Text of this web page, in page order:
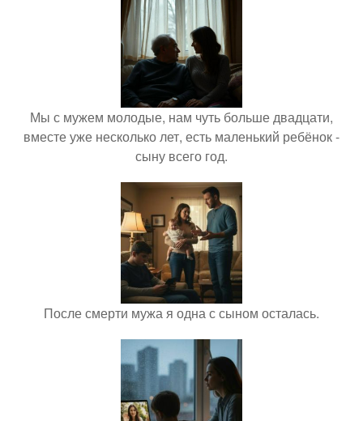
Мы с мужем молодые, нам чуть больше двадцати,
вместе уже несколько лет, есть маленький ребёнок -
сыну всего год.
После смерти мужа я одна с сыном осталась.